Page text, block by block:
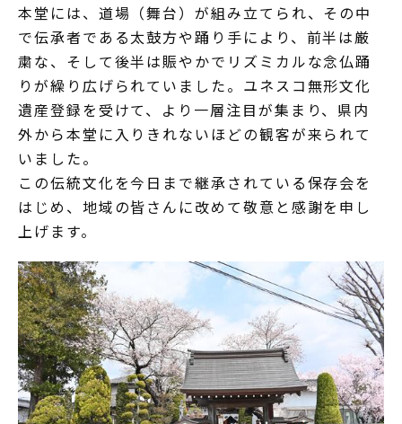
本堂には、道場（舞台）が組み立てられ、その中
で伝承者である太鼓方や踊り手により、前半は厳
粛な、そして後半は賑やかでリズミカルな念仏踊
りが繰り広げられていました。ユネスコ無形文化
遺産登録を受けて、より一層注目が集まり、県内
外から本堂に入りきれないほどの観客が来られて
いました。
この伝統文化を今日まで継承されている保存会を
はじめ、地域の皆さんに改めて敬意と感謝を申し
上げます。